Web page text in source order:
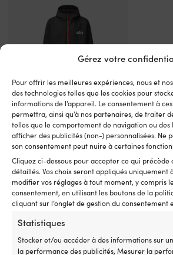
Gérez votre
Pour offrir les meilleures expériences, nous et
des technologies telles que les cookies pour
informations de l’appareil. Le consentement à
permettra, ainsi qu’à nos partenaires, de traiter
telles que le comportement de navigation ou des
afficher des publicités (non-) personnalisées. Ne
son consentement peut nuire à certaines
Cliquez ci-dessous pour accepter ce qui précède
détaillés. Vos choix seront appliqués uniquement
modifier vos réglages à tout moment, y compris
consentement, en utilisant les boutons de la
cliquant sur l’onglet de gestion du consentement
Statistiques
Stocker et/ou accéder à des informations sur
la performance des publicités, Mesurer la
Ponchos & manteaux de
changement